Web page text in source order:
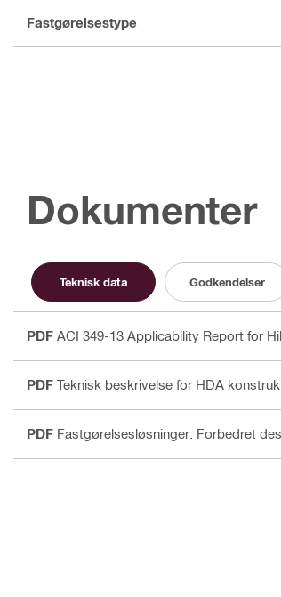
Fastgørelsestype
Dokumenter
Teknisk data Godkendelser
PDF ACI 349-13 Applicability Report for
PDF Teknisk beskrivelse for HDA
PDF Fastgørelsesløsninger: Forbedret